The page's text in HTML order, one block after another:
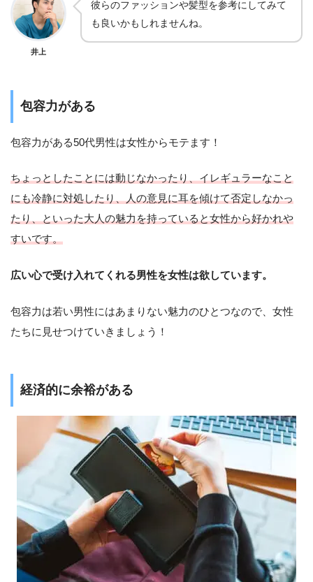
井上
彼らのファッションや髪型を参考にしてみて
も良いかもしれませんね。
包容力がある
包容力がある50代男性は女性からモテます！
ちょっとしたことには動じなかったり、イレギュラーなこと
にも冷静に対処したり、人の意見に耳を傾けて否定しなかっ
たり、といった大人の魅力を持っていると女性から好かれや
すいです。
広い心で受け入れてくれる男性を女性は欲しています。
包容力は若い男性にはあまりない魅力のひとつなので、女性
たちに見せつけていきましょう！
経済的に余裕がある